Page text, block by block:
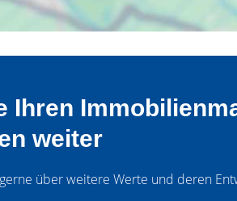
Ihren
weiter
über weitere Werte und deren